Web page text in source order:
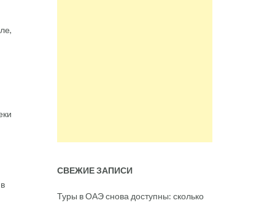
СВЕЖИЕ ЗАПИСИ
Туры в ОАЭ снова доступны: сколько